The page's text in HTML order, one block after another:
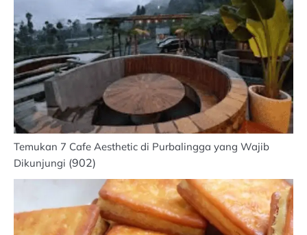
Temukan 7 Cafe Aesthetic di Purbalingga yang Wajib
Dikunjungi (902)